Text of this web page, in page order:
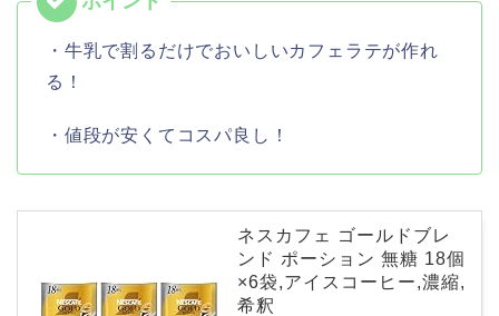
・牛乳で割るだけでおいしいカフェラテが作れ
る！
・値段が安くてコスパ良し！
ネスカフェ ゴールドブレ
ンド ポーション 無糖 18個
×6袋,アイスコーヒー,濃縮,
希釈